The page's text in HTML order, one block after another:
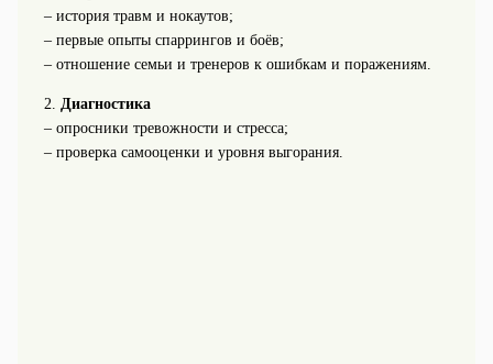
– история травм и нокаутов;
– первые опыты спаррингов и боёв;
– отношение семьи и тренеров к ошибкам и поражениям.
2. Диагностика
– опросники тревожности и стресса;
– проверка самооценки и уровня выгорания.